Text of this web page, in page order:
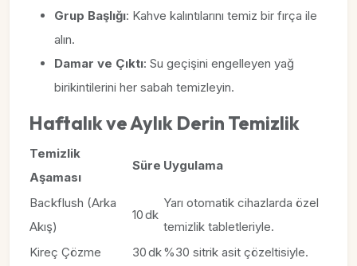
Grup Başlığı: Kahve kalıntılarını temiz bir fırça ile
alın.
Damar ve Çıktı: Su geçişini engelleyen yağ
birikintilerini her sabah temizleyin.
Haftalık ve Aylık Derin Temizlik
Temizlik
Aşaması
Süre Uygulama
Backflush (Arka
Akış)
10 dk
Yarı otomatik cihazlarda özel
temizlik tabletleriyle.
Kireç Çözme
30 dk%30 sitrik asit çözeltisiyle.